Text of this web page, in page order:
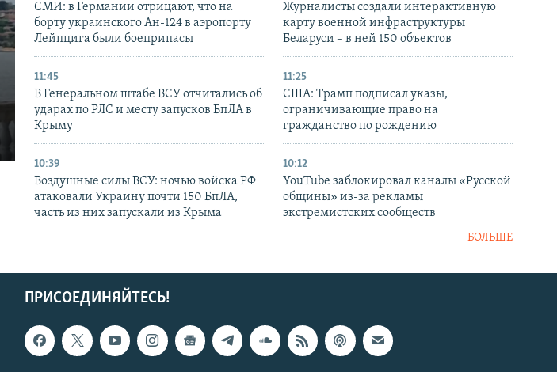
СМИ: в Германии отрицают, что на
борту украинского Ан-124 в аэропорту
Лейпцига были боеприпасы
Журналисты создали интерактивную
карту военной инфраструктуры
Беларуси – в ней 150 объектов
11:45
В Генеральном штабе ВСУ отчитались об
ударах по РЛС и месту запусков БпЛА в
Крыму
11:25
США: Трамп подписал указы,
ограничивающие право на
гражданство по рождению
10:39
Воздушные силы ВСУ: ночью войска РФ
атаковали Украину почти 150 БпЛА,
часть из них запускали из Крыма
10:12
YouTube заблокировал каналы «Русской
общины» из-за рекламы
экстремистских сообществ
БОЛЬШЕ
ПРИСОЕДИНЯЙТЕСЬ!